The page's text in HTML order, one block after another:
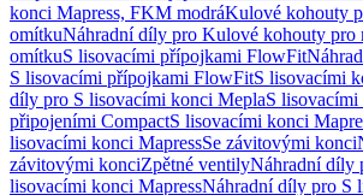
konci Mapress, FKM modráKulové kohouty
omítkuNáhradní díly pro Kulové kohouty pro
omítkuS lisovacími přípojkami FlowFit
S lisovacími přípojkami FlowFitS lisovacími
díly pro S lisovacími konci MeplaS
připojeními CompactS lisovacími konci
lisovacími konci MapressSe závitovými konci
závitovými konciZpětné ventilyNáhradní díly
lisovacími konci MapressNáhradní díly pro S